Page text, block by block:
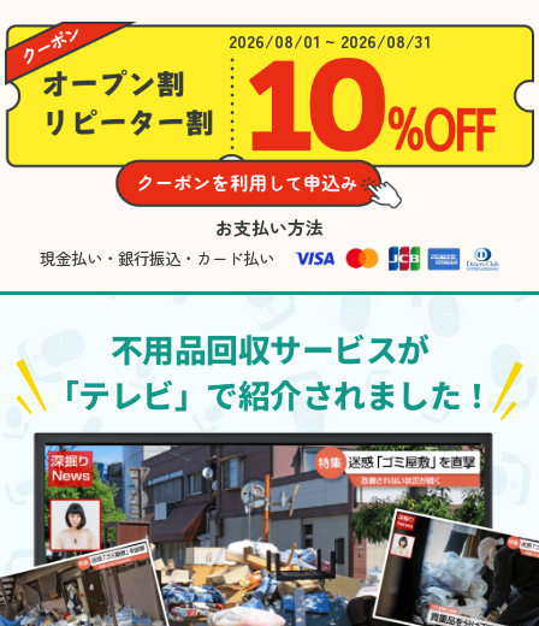
2026/08/01 ~ 2026/08/31
お支払い方法
現金払い・銀行振込・カード払い
不用品回収サービスが
「テレビ」で紹介されました！